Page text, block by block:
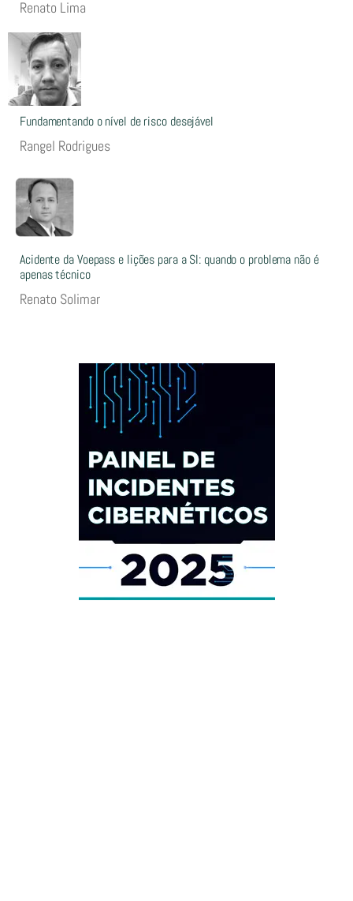
Renato Lima
Fundamentando o nível de risco desejável
Rangel Rodrigues
Acidente da Voepass e lições para a SI: quando o problema não é
apenas técnico
Renato Solimar